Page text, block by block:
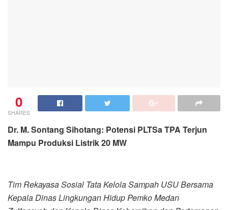
0
SHARES
Dr. M. Sontang Sihotang: Potensi PLTSa TPA Terjun
Mampu Produksi Listrik 20 MW
Tim Rekayasa Sosial Tata Kelola Sampah USU Bersama
Kepala Dinas Lingkungan Hidup Pemko Medan